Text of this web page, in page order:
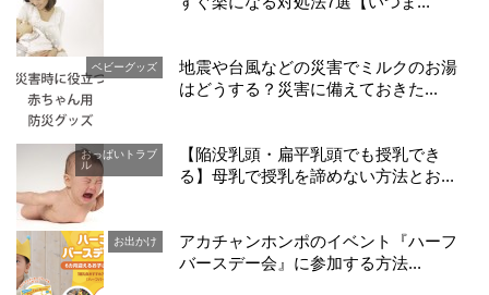
ベビーグッズ
地震や台風などの災害でミルクのお湯
はどうする？災害に備えておきた...
おっぱいトラブ
ル
【陥没乳頭・扁平乳頭でも授乳でき
る】母乳で授乳を諦めない方法とお...
お出かけ
アカチャンホンポのイベント『ハーフ
バースデー会』に参加する方法...